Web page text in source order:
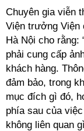
Chuyên gia viễn
Viện trưởng Viện
Hà Nội cho rằng:
phải cung cấp
khách hàng.
đảm bảo, trong
mục đích gì đó,
phía sau của
không liên quan